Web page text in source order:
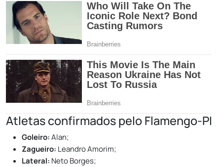
Atletas confirmados pelo Flamengo-PI
Goleiro:Alan;
Zagueiro: Leandro Amorim;
Lateral: Neto Borges;